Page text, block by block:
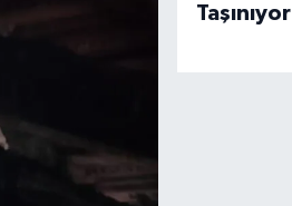
Taşınıyor